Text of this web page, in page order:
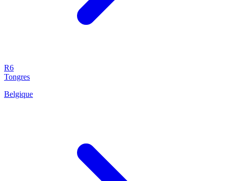
R6
Tongres
Belgique